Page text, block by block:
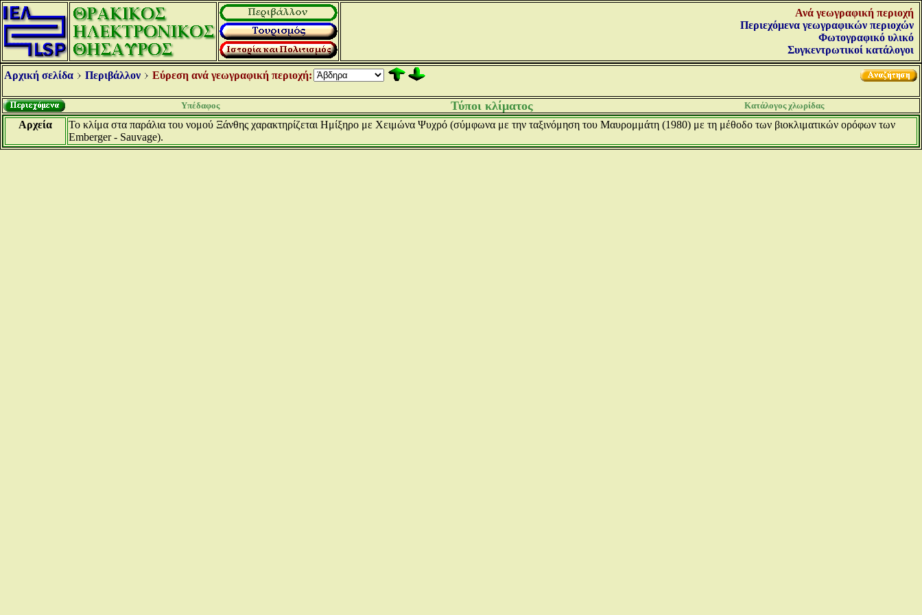
Ανά γεωγραφική περιοχή
Περιεχόμενα γεωγραφικών περιοχών
Φωτογραφικό υλικό
Συγκεντρωτικοί κατάλογοι
Αρχική σελίδα Περιβάλλον Εύρεση ανά γεωγραφική περιοχή:
Υπέδαφος Τύποι κλίματος Κατάλογος χλωρίδας
Αρχεία
Το κλίμα στα παράλια του νομού Ξάνθης χαρακτηρίζεται Ημίξηρο με Χειμώνα Ψυχρό (σύμφωνα με την ταξινόμηση του Μαυρομμάτη (1980) με τη μέθοδο των βιοκλιματικών ορόφων των
Emberger - Sauvage).